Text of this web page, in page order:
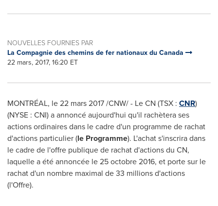
NOUVELLES FOURNIES PAR
La Compagnie des chemins de fer nationaux du Canada
22 mars, 2017, 16:20 ET
MONTRÉAL, le 22 mars 2017 /CNW/ - Le CN (TSX : CNR)
(NYSE : CNI) a annoncé aujourd'hui qu'il rachètera ses
actions ordinaires dans le cadre d'un programme de rachat
d'actions particulier (le Programme). L'achat s'inscrira dans
le cadre de l'offre publique de rachat d'actions du CN,
laquelle a été annoncée le 25 octobre2016, et porte sur le
rachat d'un nombre maximal de 33 millions d'actions
(l'Offre).